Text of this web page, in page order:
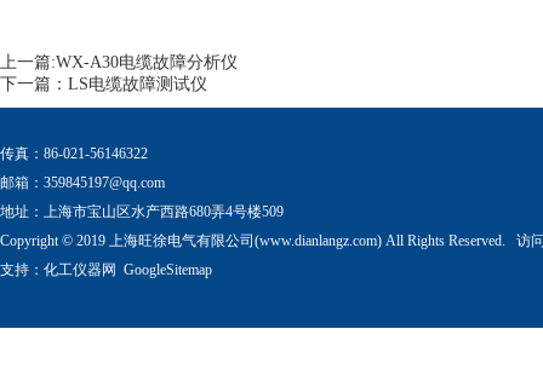
上一篇:WX-A30电缆故障分析仪
下一篇： LS电缆故障测试仪
传真：86-021-56146322
邮箱： 359845197@qq.com
地址：上海市宝山区水产西路680弄4号楼509
Copyright © 2019 上海旺徐电气有限公司(www.dianlangz.com) All Rights Reserved. 访
支持： 化工仪器网 GoogleSitemap